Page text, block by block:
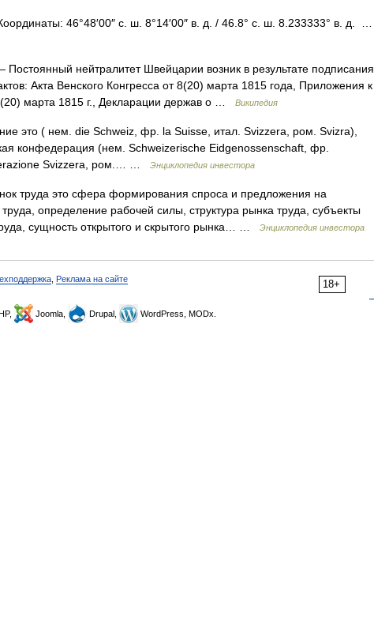
46°48′00″ с. ш. 8°14′00″ в. д. / 46.8° с. ш. 8.233333° в. д. …
Постоянный нейтралитет Швейцарии возник в результате подписания
Акта Венского Конгресса от 8(20) марта 1815 года, Приложения к
марта 1815 г., Декларации держав о …
Википедия
это ( нем. die Schweiz, фр. la Suisse, итал. Svizzera, ром. Svizra),
конфедерация (нем. Schweizerische Eidgenossenschaft, фр.
Svizzera, ром.… …
Энциклопедия инвестора
труда это сфера формирования спроса и предложения на
определение рабочей силы, структура рынка труда, субъекты
сущность открытого и скрытого рынка… …
Энциклопедия инвестора
18+
Реклама на сайте
Joomla, Drupal, WordPress, MODx.